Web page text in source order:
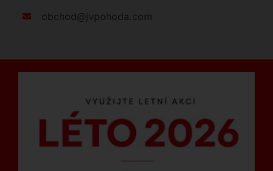
obchod@jvpohoda.com